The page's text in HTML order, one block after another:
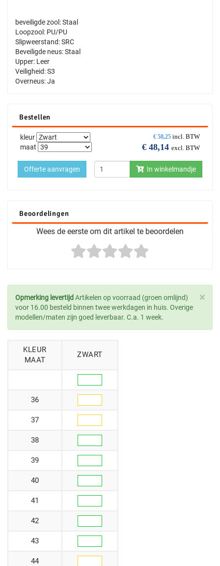
beveiligde zool: Staal
Loopzool: PU/PU
Slipweerstand: SRC
Beveiligde neus: Staal
Upper: Leer
Veiligheid: S3
Overneus: Ja
Bestellen
€ 58,25 incl. BTW
€ 48,14 excl. BTW
kleur
maat
In winkelmandje
Offerte aanvragen
Beoordelingen
Wees de eerste om dit artikel te beoordelen
×
Opmerking levertijd Artikelen op voorraad (groen omlijnd)
voor 16.00 besteld binnen twee werkdagen in huis. Overige
modellen/maten zijn goed leverbaar. C.a. 1 week.
KLEUR
MAAT
ZWART
36
37
38
39
40
41
42
43
44